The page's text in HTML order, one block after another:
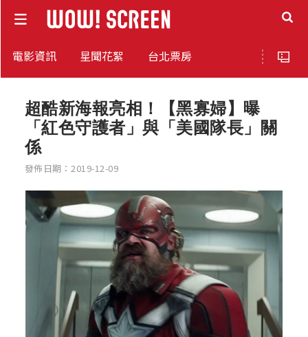
電影資訊 星聞花絮 台北票房
超酷新海報亮相！【黑寡婦】曝
「紅色守護者」與「美國隊長」關
係
發佈日期：2019-12-09